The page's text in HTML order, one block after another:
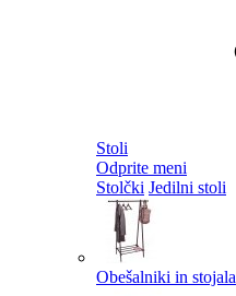
Stoli
Odprite meni
Stolčki Jedilni stoli
Obešalniki in stojala